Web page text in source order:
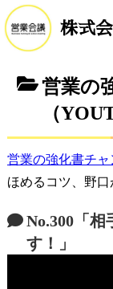
株式
営業の
（
営業の強化書チャ
ほめるコツ、野口
No.300「相
す！」